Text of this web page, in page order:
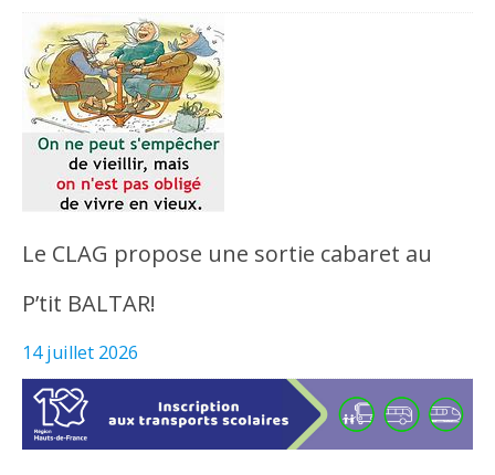
Le CLAG propose une sortie cabaret au
P’tit BALTAR!
14 juillet 2026